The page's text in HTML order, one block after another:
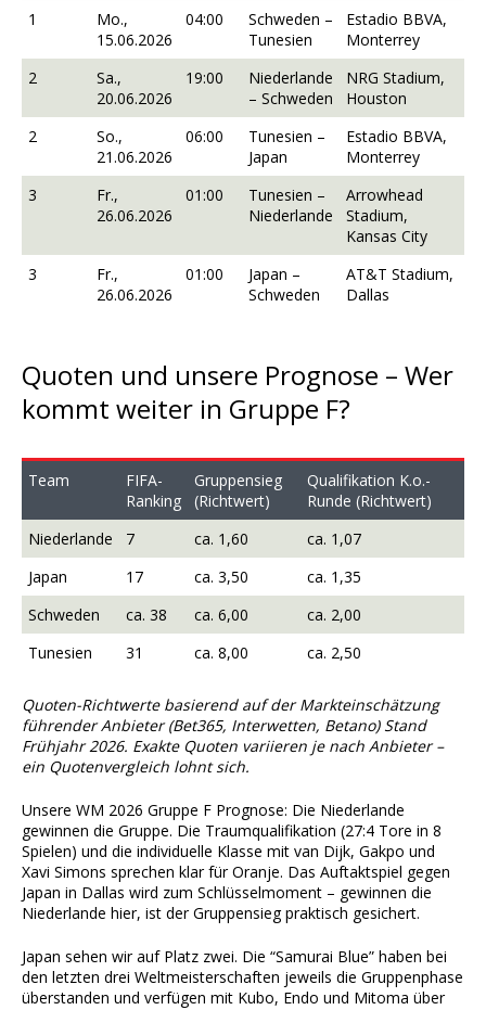
1
Mo.,
15.06.2026
04:00
Schweden –
Tunesien
Estadio BBVA,
Monterrey
2
Sa.,
20.06.2026
19:00
Niederlande
– Schweden
NRG Stadium,
Houston
2
So.,
21.06.2026
06:00
Tunesien –
Japan
Estadio BBVA,
Monterrey
3
Fr.,
26.06.2026
01:00
Tunesien –
Niederlande
Arrowhead
Stadium,
Kansas City
3
Fr.,
26.06.2026
01:00
Japan –
Schweden
AT&T Stadium,
Dallas
Quoten und unsere Prognose – Wer
kommt weiter in Gruppe F?
Team
FIFA-
Ranking
Gruppensieg
(Richtwert)
Qualifikation K.o.-
Runde (Richtwert)
Niederlande
7 ca. 1,60
ca. 1,07
Japan
17 ca. 3,50
ca. 1,35
Schweden
ca. 38 ca. 6,00
ca. 2,00
Tunesien
31 ca. 8,00 ca. 2,50
Quoten-Richtwerte basierend auf der Markteinschätzung
führender Anbieter (Bet365, Interwetten, Betano) Stand
Frühjahr 2026. Exakte Quoten variieren je nach Anbieter –
ein Quotenvergleich lohnt sich.
Unsere WM 2026 Gruppe F Prognose: Die Niederlande
gewinnen die Gruppe. Die Traumqualifikation (27:4 Tore in 8
Spielen) und die individuelle Klasse mit van Dijk, Gakpo und
Xavi Simons sprechen klar für Oranje. Das Auftaktspiel gegen
Japan in Dallas wird zum Schlüsselmoment – gewinnen die
Niederlande hier, ist der Gruppensieg praktisch gesichert.
Japan sehen wir auf Platz zwei. Die “Samurai Blue” haben bei
den letzten drei Weltmeisterschaften jeweils die Gruppenphase
überstanden und verfügen mit Kubo, Endo und Mitoma über